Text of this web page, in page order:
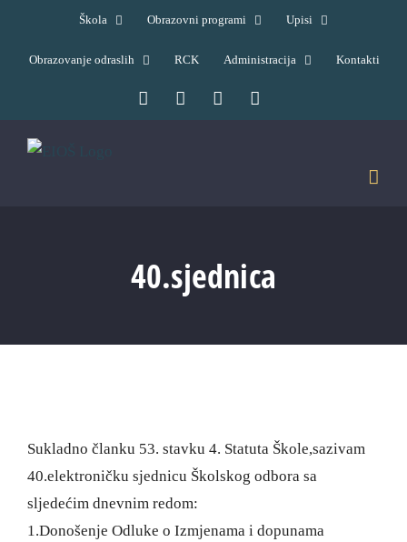
content
Škola Obrazovni programi Upisi
Obrazovanje odraslih RCK Administracija Kontakti
FacebookYouTube
40.sjednica
Sukladno članku 53. stavku 4. Statuta Škole,sazivam
40.elektroničku sjednicu Školskog odbora sa
sljedećim dnevnim redom:
1.Donošenje Odluke o Izmjenama i dopunama